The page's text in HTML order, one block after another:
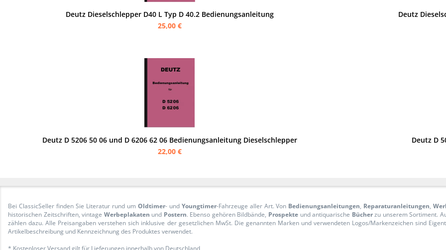
Deutz Dieselschlepper D40 L Typ D 40.2 Bedienungsanleitung
25,00 €
Deutz
Deutz D 5206 50 06 und D 6206 62 06 Bedienungsanleitung Dieselschlepper
22,00 €
Deutz D
Bei ClassicSeller finden Sie Literatur rund um Oldtimer- und Youngtimer-Fahrzeuge aller Art. Von Bedienungsanleitungen, Reparaturanleitungen,
historischen Zeitschriften, vintage Werbeplakaten und Postern. Ebenso gehören Bildbände, Prospekte und antiquarische Bücherzu unserem Sortiment.
zählen dazu. Alle Preisangaben verstehen sich inklusive der gesetzlichen MwSt. Die genannten Marken und verwendeten Logos/Markenzeichen sind
Artikelbeschreibung und Kennzeichnung des Produktes verwendet.